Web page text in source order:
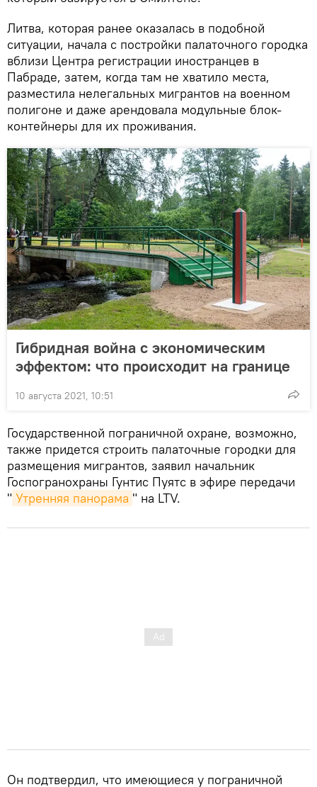
Литва, которая ранее оказалась в подобной
ситуации, начала с постройки палаточного городка
вблизи Центра регистрации иностранцев в
Пабраде, затем, когда там не хватило места,
разместила нелегальных мигрантов на военном
полигоне и даже арендовала модульные блок-
контейнеры для их проживания.
Гибридная война с экономическим
эффектом: что происходит на границе
10 августа 2021, 10:51
Государственной пограничной охране, возможно,
также придется строить палаточные городки для
размещения мигрантов, заявил начальник
Госпогранохраны Гунтис Пуятс в эфире передачи
" Утренняя панорама " на LTV.
Он подтвердил, что имеющиеся у пограничной